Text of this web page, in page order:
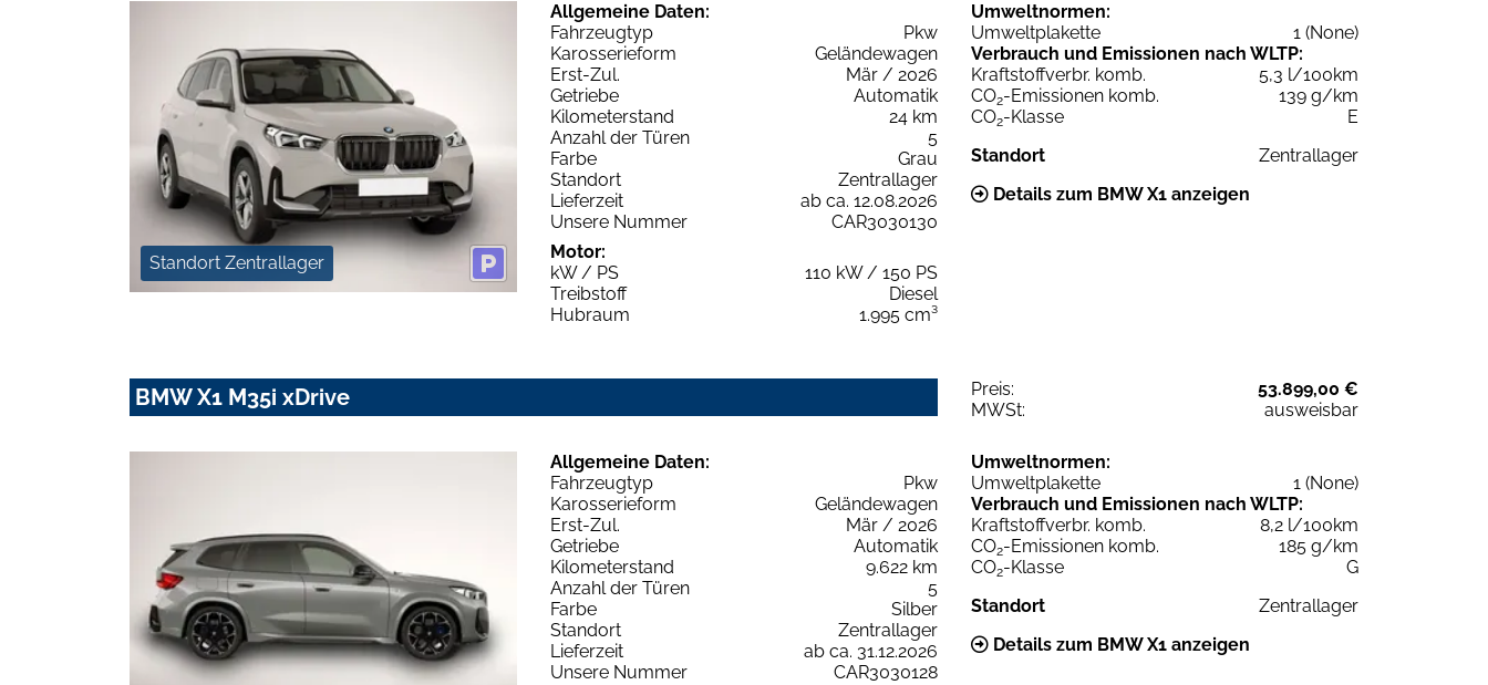
Standort Zentrallager
Allgemeine Daten:
Fahrzeugtyp
Pkw
Karosserieform
Geländewagen
Erst-Zul.
Mär / 2026
Getriebe
Automatik
Kilometerstand
24 km
Anzahl der Türen
5
Farbe
Grau
Standort
Zentrallager
Lieferzeit
ab ca. 12.08.2026
Unsere Nummer
CAR3030130
Motor:
kW / PS
110 kW / 150 PS
Treibstoff
Diesel
Hubraum
1.995 cm³
Umweltnormen:
Umweltplakette
1 (None)
Verbrauch und Emissionen nach WLTP:
Kraftstoffverbr. komb.
5,3 l/100km
CO2-Emissionen komb.
139 g/km
CO2-Klasse
E
Standort
Zentrallager
Details zum BMW X1 anzeigen
BMW X1 M35i xDrive Preis:
53.899,00 €
MWSt:
ausweisbar
Allgemeine Daten:
Fahrzeugtyp
Pkw
Karosserieform
Geländewagen
Erst-Zul.
Mär / 2026
Getriebe
Automatik
Kilometerstand
9.622 km
Anzahl der Türen
5
Farbe
Silber
Standort
Zentrallager
Lieferzeit
ab ca. 31.12.2026
Unsere Nummer
CAR3030128
Umweltnormen:
Umweltplakette
1 (None)
Verbrauch und Emissionen nach WLTP:
Kraftstoffverbr. komb.
8,2 l/100km
CO2-Emissionen komb.
185 g/km
CO2-Klasse
G
Standort
Zentrallager
Details zum BMW X1 anzeigen